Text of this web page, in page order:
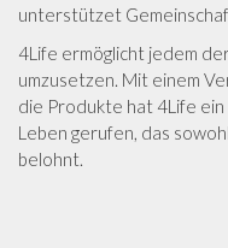
unterstützet
4Life ermöglicht jedem
umzusetzen. Mit einem
die Produkte hat 4Life ein
Leben gerufen, das
belohnt.